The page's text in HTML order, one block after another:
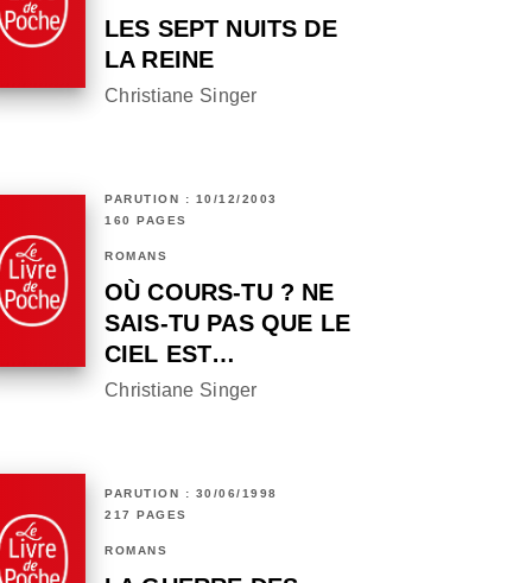
LES SEPT NUITS DE
LA REINE
Christiane Singer
PARUTION : 10/12/2003
160 PAGES
ROMANS
OÙ COURS-TU ? NE
SAIS-TU PAS QUE LE
CIEL EST…
Christiane Singer
PARUTION : 30/06/1998
217 PAGES
ROMANS